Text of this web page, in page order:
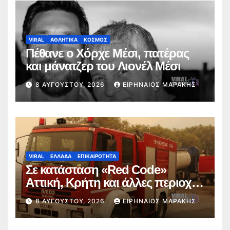
VIRAL ΑΘΛΗΤΙΚΑ ΚΟΣΜΟΣ
Πέθανε ο Χόρχε Μέσι, πατέρας
και μάνατζερ του Λιονέλ Μέσι
8 ΑΥΓΟΎΣΤΟΥ, 2026 ΕΙΡΗΝΑΊΟΣ ΜΑΡΆΚΗΣ
VIRAL ΕΛΛΑΔΑ ΕΠΙΚΑΙΡΟΤΗΤΑ
Σε κατάσταση «Red Code»
Αττική, Κρήτη και άλλες περιοχές
την Κυριακή 9 Αυγούστου λόγω
πολύ υψηλού κινδύνου
πυρκαγιάς
8 ΑΥΓΟΎΣΤΟΥ, 2026 ΕΙΡΗΝΑΊΟΣ ΜΑΡΆΚΗΣ